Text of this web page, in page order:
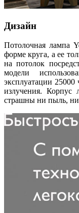
Дизайн
Потолочная лампа
форме круга, а ее
на потолок
модели
эксплуатации 25000
излучения. Корпус
страшны ни пыль, ни